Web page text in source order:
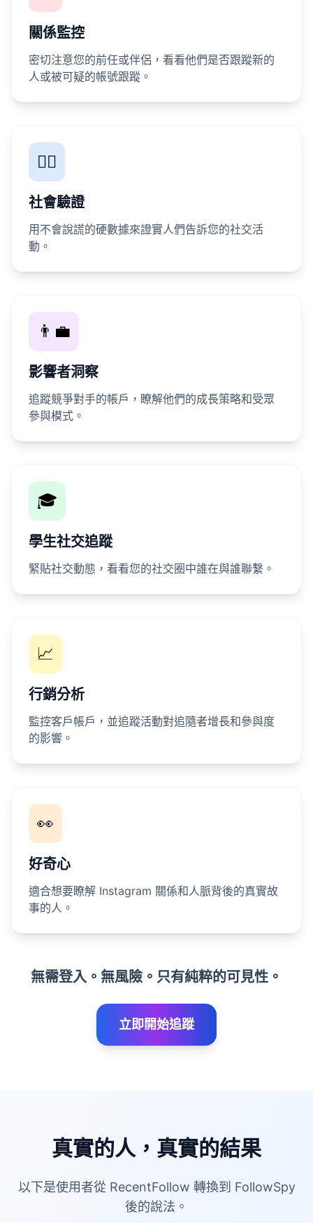
關係監控
密切注意您的前任或伴侶，看看他們是否跟蹤新的
人或被可疑的帳號跟蹤。
🕵️‍♀️
社會驗證
用不會說謊的硬數據來證實人們告訴您的社交活
動。
👨‍💼
影響者洞察
追蹤競爭對手的帳戶，瞭解他們的成長策略和受眾
參與模式。
🎓
學生社交追蹤
緊貼社交動態，看看您的社交圈中誰在與誰聯繫。
📈
行銷分析
監控客戶帳戶，並追蹤活動對追隨者增長和參與度
的影響。
👀
好奇心
適合想要瞭解 Instagram 關係和人脈背後的真實故
事的人。
無需登入。無風險。只有純粹的可見性。
立即開始追蹤
真實的人，真實的結果
以下是使用者從 RecentFollow 轉換到 FollowSpy
後的說法。